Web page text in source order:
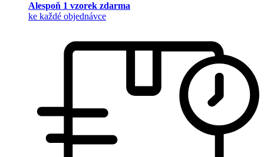
Alespoň 1 vzorek zdarma
ke každé objednávce